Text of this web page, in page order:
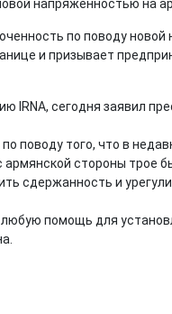
по поводу
и призывает
IRNA, сегодня заявил
поводу того, что в
стороны трое
сдержанность и
любую помощь для